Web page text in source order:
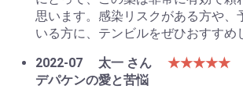
思います。感染リスクがある方や、
いる方に、テンビルをぜひおすすめ
2022-07
太一 さん
★★★★★
デパケンの愛と苦悩